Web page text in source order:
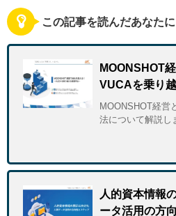
この記事を読んだあなたに
MOONSHOT
VUCAを乗り
MOONSHOT経営
法について解説し
人的資本情報
ータ活用の方